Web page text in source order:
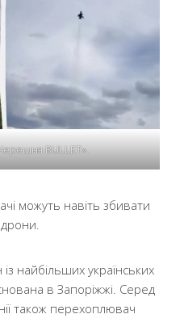
BULLET».
можуть навіть збивати
дрони.
найбільших українських
в Запоріжжі. Серед
також перехоплювач